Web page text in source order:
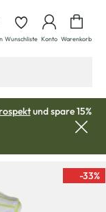
Wunschliste Konto Warenkorb
und spare 15%
-33%